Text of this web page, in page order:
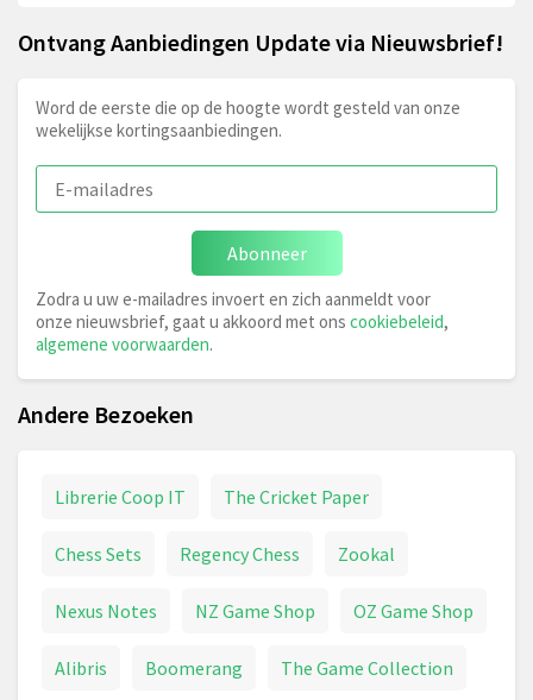
Ontvang Aanbiedingen Update via Nieuwsbrief!
Word de eerste die op de hoogte wordt gesteld van onze
wekelijkse kortingsaanbiedingen.
Abonneer
Zodra u uw e-mailadres invoert en zich aanmeldt voor
onze nieuwsbrief, gaat u akkoord met ons cookiebeleid,
algemene voorwaarden.
Andere Bezoeken
Librerie Coop IT The Cricket Paper
Chess Sets Regency Chess Zookal
Nexus Notes NZ Game Shop OZ Game Shop
Alibris Boomerang The Game Collection